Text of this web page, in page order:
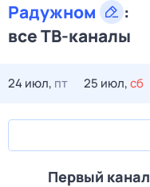
Радужном
:
все ТВ-каналы
24 июл, пт 25 июл,сб
Первый канал